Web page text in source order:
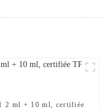
2 ml + 10 ml, certifiée